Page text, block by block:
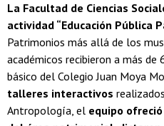
La Facultad de Ciencias
actividad “Educación Pública
Patrimonios más allá de los
académicos recibieron a más
básico del Colegio Juan Moya
talleres interactivos
Antropología, el equipo